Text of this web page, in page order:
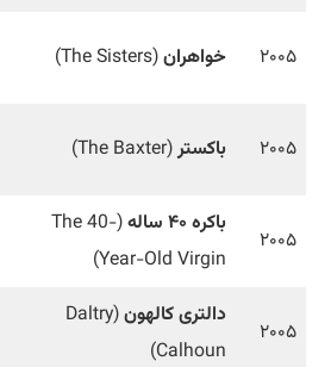
۲۰۰۵ خواهران(The Sisters)
۲۰۰۵ باکستر(The Baxter)
۲۰۰۵
باکره ۴۰ ساله
(The 40-
Year-Old Virgin)
۲۰۰۵
دالتری کالهون (Daltry
Calhoun)